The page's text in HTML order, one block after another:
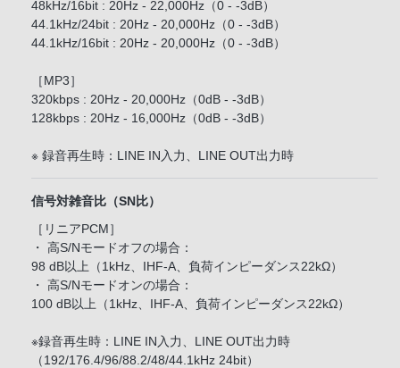
48kHz/16bit : 20Hz - 22,000Hz（0 - -3dB）
44.1kHz/24bit : 20Hz - 20,000Hz（0 - -3dB）
44.1kHz/16bit : 20Hz - 20,000Hz（0 - -3dB）
［MP3］
320kbps : 20Hz - 20,000Hz（0dB - -3dB）
128kbps : 20Hz - 16,000Hz（0dB - -3dB）
※ 録音再生時：LINE IN入力、LINE OUT出力時
信号対雑音比（SN比）
［リニアPCM］
・ 高S/Nモードオフの場合：
98 dB以上（1kHz、IHF-A、負荷インピーダンス22kΩ）
・ 高S/Nモードオンの場合：
100 dB以上（1kHz、IHF-A、負荷インピーダンス22kΩ）
※録音再生時：LINE IN入力、LINE OUT出力時
（192/176.4/96/88.2/48/44.1kHz 24bit）